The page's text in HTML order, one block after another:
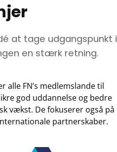
at tage udgangspunkt i
en stærk retning.
alle FN’s medlemslande til
god uddannelse og bedre
vækst. De fokuserer også på
partnerskaber.